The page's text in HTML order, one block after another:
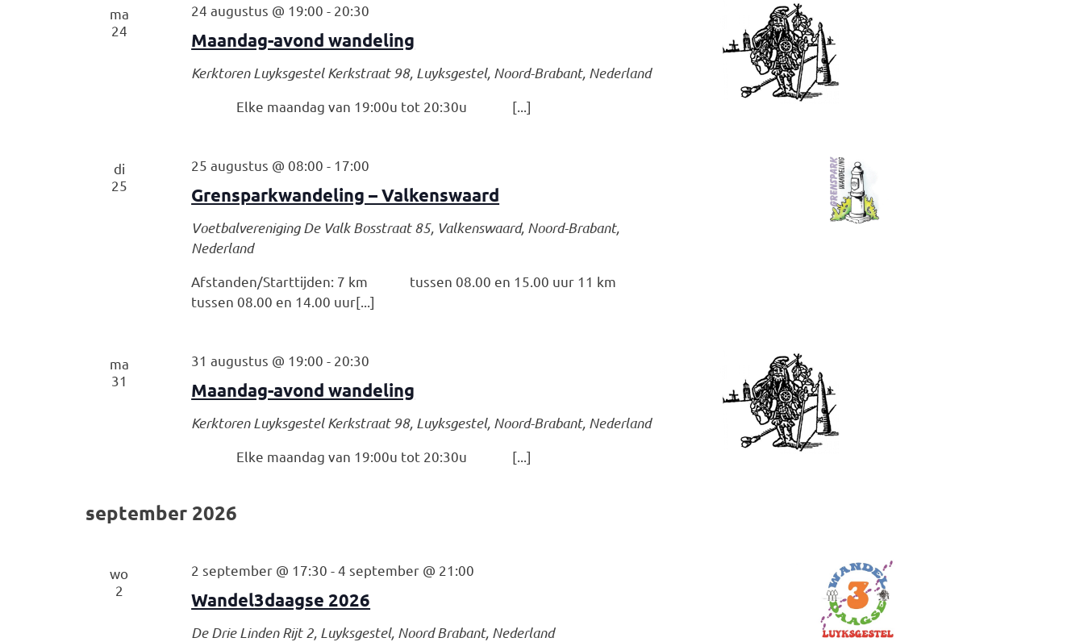
ma
24
Maandag-avond wandeling
24 augustus @ 19:00 - 20:30
Kerktoren LuyksgestelKerkstraat 98, Luyksgestel, Noord-Brabant, Nederland
Elke maandag van 19:00u tot 20:30u [...]
di
25
Grensparkwandeling – Valkenswaard
25 augustus @ 08:00 - 17:00
Voetbalvereniging De ValkBosstraat 85, Valkenswaard, Noord-Brabant,
Nederland
Afstanden/Starttijden: 7 km tussen 08.00 en 15.00 uur 11 km
tussen 08.00 en 14.00 uur[...]
ma
31
Maandag-avond wandeling
31 augustus @ 19:00 - 20:30
Kerktoren LuyksgestelKerkstraat 98, Luyksgestel, Noord-Brabant, Nederland
Elke maandag van 19:00u tot 20:30u [...]
september 2026
wo
2
Wandel3daagse 2026
2 september @ 17:30 -4 september @ 21:00
De Drie LindenRijt 2, Luyksgestel, Noord Brabant, Nederland